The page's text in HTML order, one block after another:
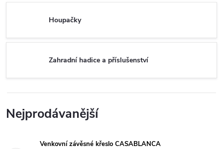
Houpačky
Zahradní hadice a příslušenství
Nejprodávanější
Venkovní závěsné křeslo CASABLANCA